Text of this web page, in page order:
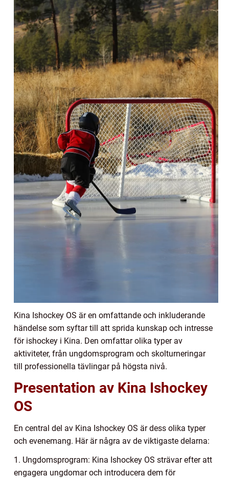
Kina Ishockey OS är en omfattande och inkluderande
händelse som syftar till att sprida kunskap och intresse
för ishockey i Kina. Den omfattar olika typer av
aktiviteter, från ungdomsprogram och skolturneringar
till professionella tävlingar på högsta nivå.
Presentation av Kina Ishockey
OS
En central del av Kina Ishockey OS är dess olika typer
och evenemang. Här är några av de viktigaste delarna:
1. Ungdomsprogram: Kina Ishockey OS strävar efter att
engagera ungdomar och introducera dem för